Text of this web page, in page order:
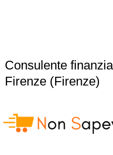
Consulente
Firenze (Firenze)